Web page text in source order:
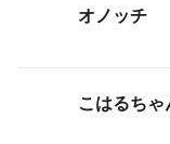
オノッチ
こはるちゃ